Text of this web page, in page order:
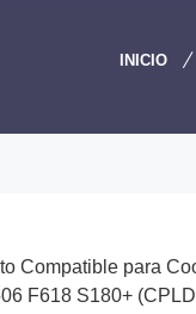
INICIO